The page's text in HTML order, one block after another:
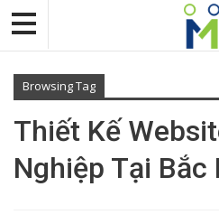
Browsing Tag
Thiết Kế
Nghiệp Tại Bắc